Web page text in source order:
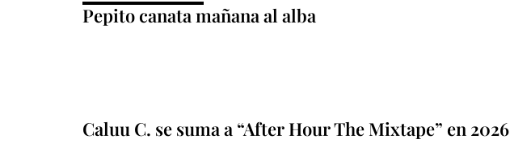
Pepito canata mañana al alba
Caluu C. se suma a “After Hour The Mixtape” en 2026